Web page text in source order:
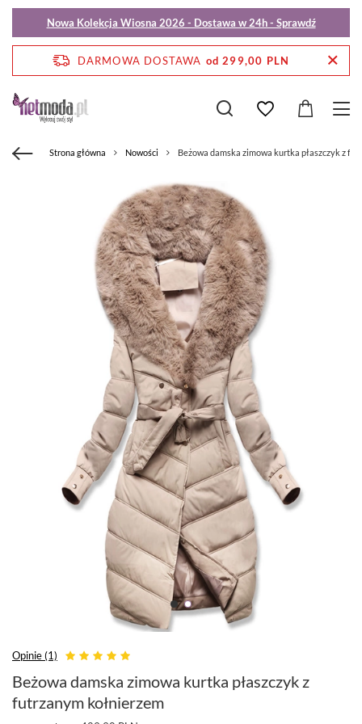
Nowa Kolekcja Wiosna 2026 - Dostawa w 24h - Sprawdź
DARMOWA DOSTAWA od 299,00 PLN
Strona główna Nowości Beżowa damska zimowa kurtka płaszczyk z
Opinie (1)
Beżowa damska zimowa kurtka płaszczyk z
futrzanym kołnierzem